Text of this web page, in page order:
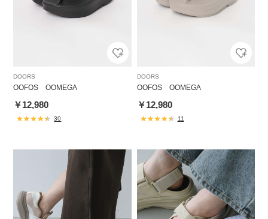
DOORS
OOFOS OOMEGA
￥12,980
30
DOORS
OOFOS OOMEGA
￥12,980
11